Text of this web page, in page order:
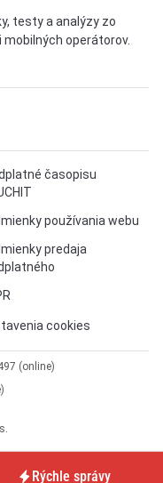
testy a analýzy zo
operátorov.
časopisu
používania webu
predaja
cookies
(online)
.
Rýchle správy